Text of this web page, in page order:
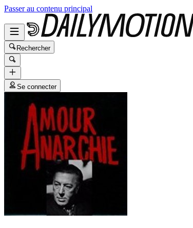
Passer au contenu principal
Rechercher
Se connecter